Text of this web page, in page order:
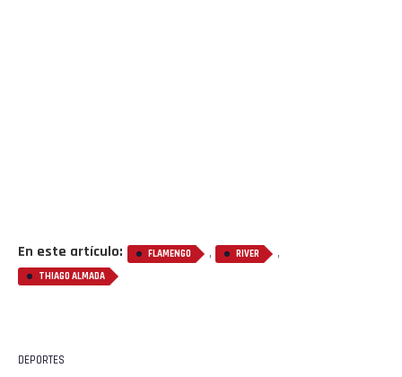
En este artículo: FLAMENGO , RIVER ,
THIAGO ALMADA
DEPORTES